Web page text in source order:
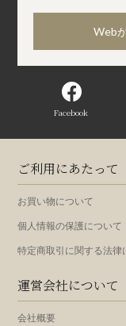
Web
Facebook
ご利用にあたって
お買い物について
個人情報の保護について
特定商取引に関する法律
運営会社について
会社概要